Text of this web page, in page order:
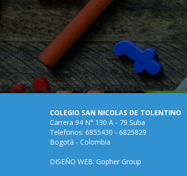
COLEGIO SAN NICOLAS DE TOLENTINO
Carrera 94 N° 130 A - 79 Suba
Telefonos: 6855430 - 6825829
Bogotá - Colombia
DISEÑO WEB: Gopher Group